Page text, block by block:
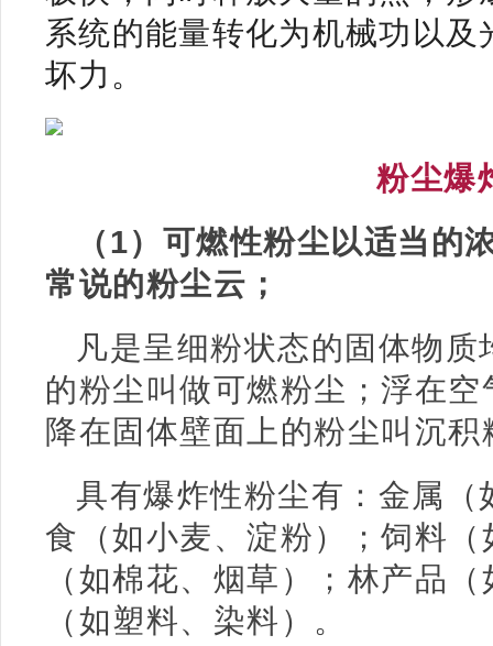
系统的能量转化为机械功以
坏力。
粉尘爆
（1）可燃性粉尘以适当的
常说的粉尘云；
凡是呈细粉状态的固体物
的粉尘叫做可燃粉尘；浮在
降在固体壁面上的粉尘叫沉积
具有爆炸性粉尘有：金属
食（如小麦、淀粉）；饲料
（如棉花、烟草）；林产品
（如塑料、染料）。